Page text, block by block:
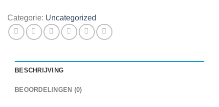
Categorie: Uncategorized
BESCHRIJVING
BEOORDELINGEN (0)